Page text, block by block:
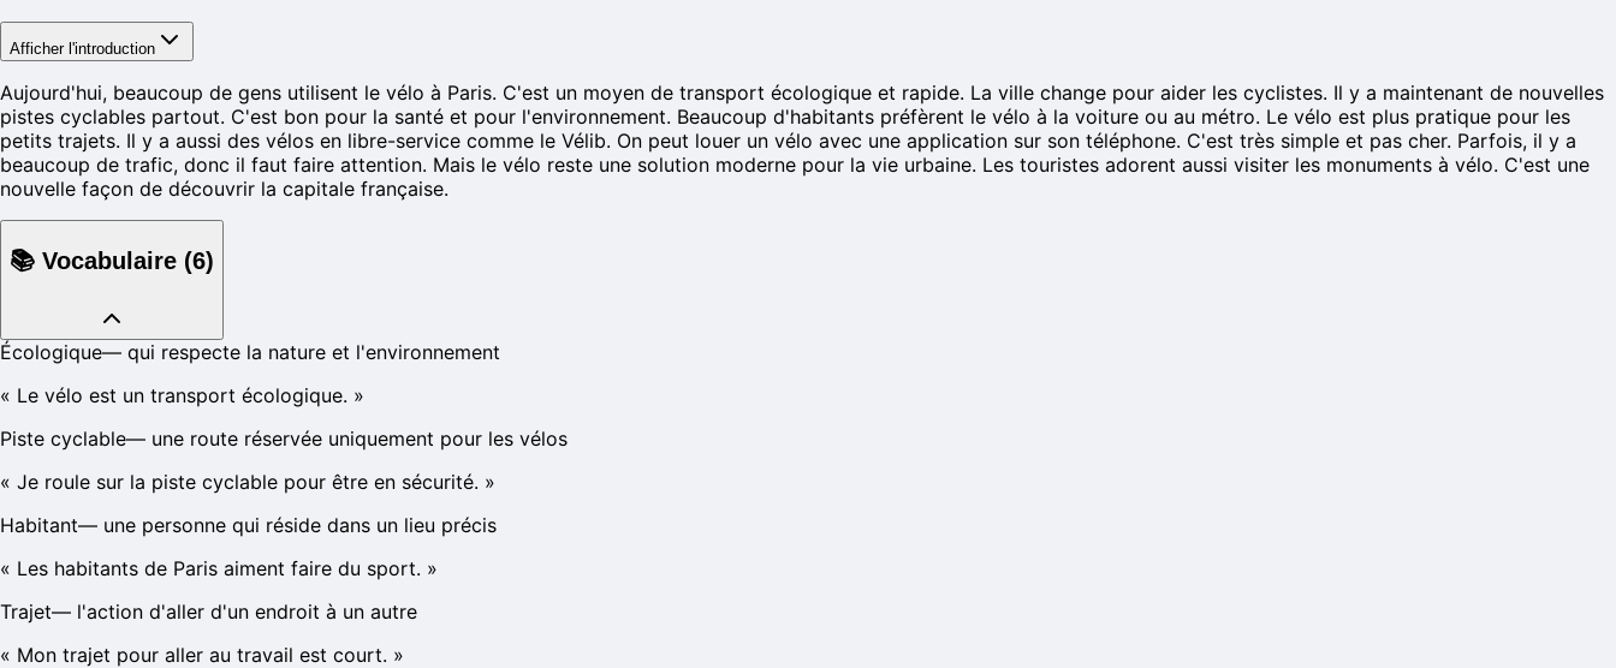
Afficher l'introduction
Aujourd'hui, beaucoup de gens utilisent le vélo à Paris. C'est un moyen de transport écologique et rapide. La ville change pour aider les cyclistes. Il y a maintenant de nouvelles
pistes cyclables partout. C'est bon pour la santé et pour l'environnement. Beaucoup d'habitants préfèrent le vélo à la voiture ou au métro. Le vélo est plus pratique pour les
petits trajets. Il y a aussi des vélos en libre-service comme le Vélib. On peut louer un vélo avec une application sur son téléphone. C'est très simple et pas cher. Parfois, il y a
beaucoup de trafic, donc il faut faire attention. Mais le vélo reste une solution moderne pour la vie urbaine. Les touristes adorent aussi visiter les monuments à vélo. C'est une
nouvelle façon de découvrir la capitale française.
📚 Vocabulaire (6)
Écologique— qui respecte la nature et l'environnement
« Le vélo est un transport écologique. »
Piste cyclable— une route réservée uniquement pour les vélos
« Je roule sur la piste cyclable pour être en sécurité. »
Habitant— une personne qui réside dans un lieu précis
« Les habitants de Paris aiment faire du sport. »
Trajet— l'action d'aller d'un endroit à un autre
« Mon trajet pour aller au travail est court. »